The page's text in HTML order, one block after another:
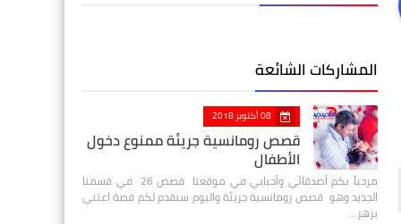
المشاركات الشائعة
08 أكتوبر 2018
قصص رومانسية جريئة ممنوع دخول
الأطفال
مرحباً بكم أصدقائي وأحبابي في موقعنا قصص 26 في قسمنا
الجديد وهو قصص رومانسية جريئة واليوم سنقدم لكم قصة اعتني
بزهر…